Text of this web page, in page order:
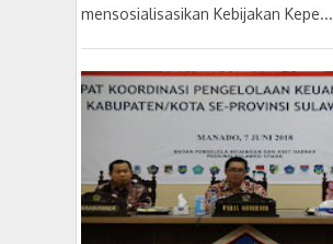
mensosialisasikan Kebijakan Kepe...